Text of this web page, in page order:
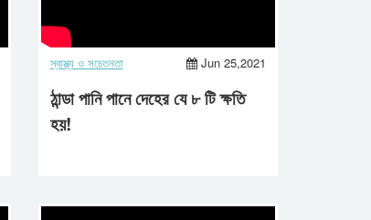
স্বাস্থ্য ও সচেতনতা Jun 25,2021
ঠান্ডা পানি পানে দেহের যে ৮ টি ক্ষতি
হয়!